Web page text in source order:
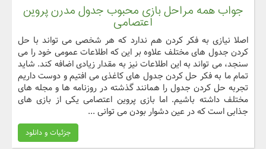
جواب همه مراحل بازی محبوب جدول مدرن پروین
اعتصامی
اصلا نیازی به فکر کردن هم ندارد که هر شخصی می تواند با حل
کردن جدول های مختلف علاوه بر این که اطلاعات عمومی خود را می
سنجد، می تواند به این اطلاعات نیز به مقدار زیادی اضافه کند. شاید
تمام ما به فکر حل کردن جدول های کاغذی می افتیم و دوست داریم
تجربه حل کردن جدول را همانند گذشته در روزنامه ها و مجله های
مختلف داشته باشیم. اما بازی پروین اعتصامی یکی از بازی های
جذابی است که در عین دشوار بودن می توانی ...
جزئیات و دانلود